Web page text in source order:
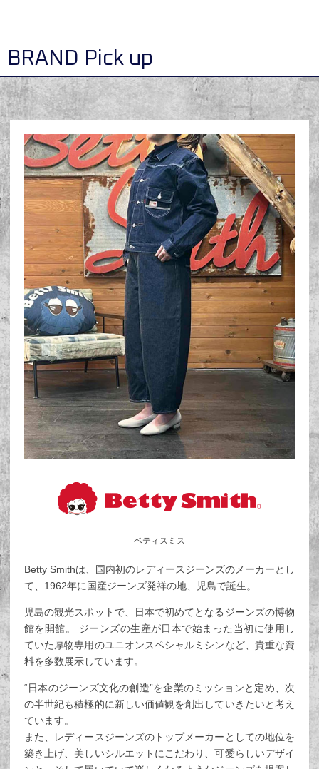
BRAND Pick up
ベティスミス
Betty Smithは、国内初のレディースジーンズのメーカーとし
て、1962年に国産ジーンズ発祥の地、児島で誕生。
児島の観光スポットで、日本で初めてとなるジーンズの博物
館を開館。 ジーンズの生産が日本で始まった当初に使用し
ていた厚物専用のユニオンスペシャルミシンなど、貴重な資
料を多数展示しています。
“日本のジーンズ文化の創造”を企業のミッションと定め、次
の半世紀も積極的に新しい価値観を創出していきたいと考え
ています。
また、レディースジーンズのトップメーカーとしての地位を
築き上げ、美しいシルエットにこだわり、可愛らしいデザイ